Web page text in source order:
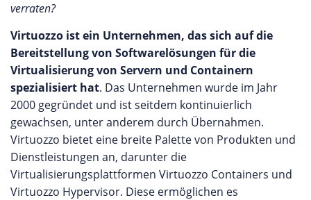
verraten?
Virtuozzo ist ein Unternehmen, das sich auf die
Bereitstellung von Softwarelösungen für die
Virtualisierung von Servern und Containern
spezialisiert hat. Das Unternehmen wurde im Jahr
2000 gegründet und ist seitdem kontinuierlich
gewachsen, unter anderem durch Übernahmen.
Virtuozzo bietet eine breite Palette von Produkten und
Dienstleistungen an, darunter die
Virtualisierungsplattformen Virtuozzo Containers und
Virtuozzo Hypervisor. Diese ermöglichen es